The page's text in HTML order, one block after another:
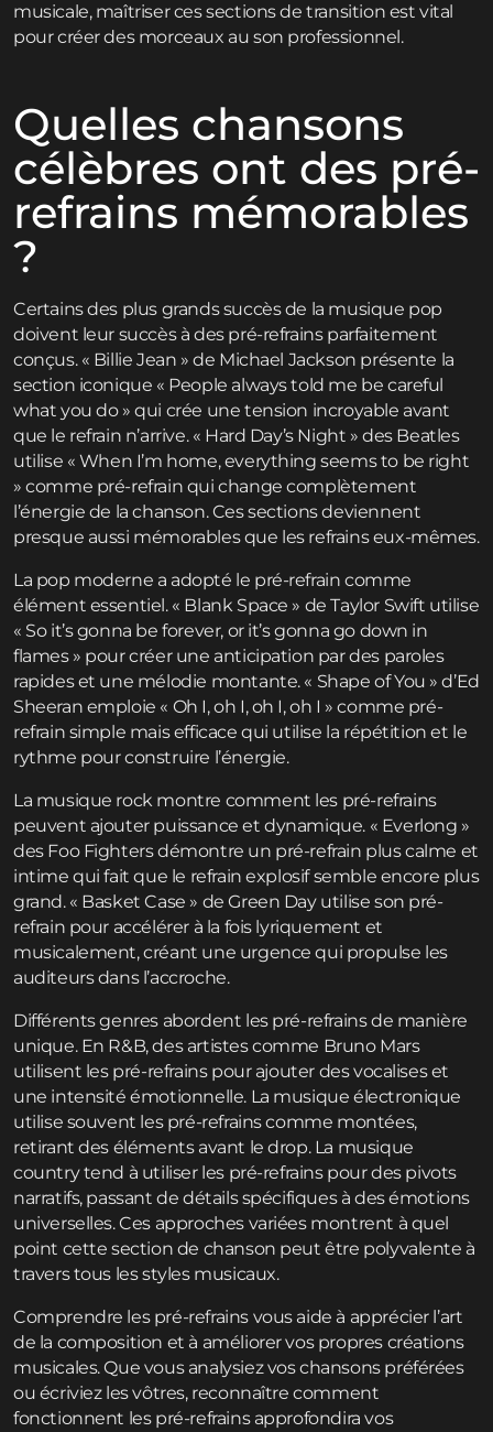
musicale, maîtriser ces sections de transition est vital
pour créer des morceaux au son professionnel.
Quelles chansons
célèbres ont des pré-
refrains mémorables
?
Certains des plus grands succès de la musique pop
doivent leur succès à des pré-refrains parfaitement
conçus. « Billie Jean » de Michael Jackson présente la
section iconique « People always told me be careful
what you do » qui crée une tension incroyable avant
que le refrain n’arrive. « Hard Day’s Night » des Beatles
utilise « When I’m home, everything seems to be right
» comme pré-refrain qui change complètement
l’énergie de la chanson. Ces sections deviennent
presque aussi mémorables que les refrains eux-mêmes.
La pop moderne a adopté le pré-refrain comme
élément essentiel. « Blank Space » de Taylor Swift utilise
« So it’s gonna be forever, or it’s gonna go down in
flames » pour créer une anticipation par des paroles
rapides et une mélodie montante. « Shape of You » d’Ed
Sheeran emploie « Oh I, oh I, oh I, oh I » comme pré-
refrain simple mais efficace qui utilise la répétition et le
rythme pour construire l’énergie.
La musique rock montre comment les pré-refrains
peuvent ajouter puissance et dynamique. « Everlong »
des Foo Fighters démontre un pré-refrain plus calme et
intime qui fait que le refrain explosif semble encore plus
grand. « Basket Case » de Green Day utilise son pré-
refrain pour accélérer à la fois lyriquement et
musicalement, créant une urgence qui propulse les
auditeurs dans l’accroche.
Différents genres abordent les pré-refrains de manière
unique. En R&B, des artistes comme Bruno Mars
utilisent les pré-refrains pour ajouter des vocalises et
une intensité émotionnelle. La musique électronique
utilise souvent les pré-refrains comme montées,
retirant des éléments avant le drop. La musique
country tend à utiliser les pré-refrains pour des pivots
narratifs, passant de détails spécifiques à des émotions
universelles. Ces approches variées montrent à quel
point cette section de chanson peut être polyvalente à
travers tous les styles musicaux.
Comprendre les pré-refrains vous aide à apprécier l’art
de la composition et à améliorer vos propres créations
musicales. Que vous analysiez vos chansons préférées
ou écriviez les vôtres, reconnaître comment
fonctionnent les pré-refrains approfondira vos